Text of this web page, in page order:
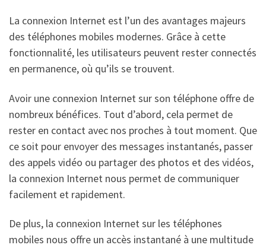
La connexion Internet est l’un des avantages majeurs
des téléphones mobiles modernes. Grâce à cette
fonctionnalité, les utilisateurs peuvent rester connectés
en permanence, où qu’ils se trouvent.
Avoir une connexion Internet sur son téléphone offre de
nombreux bénéfices. Tout d’abord, cela permet de
rester en contact avec nos proches à tout moment. Que
ce soit pour envoyer des messages instantanés, passer
des appels vidéo ou partager des photos et des vidéos,
la connexion Internet nous permet de communiquer
facilement et rapidement.
De plus, la connexion Internet sur les téléphones
mobiles nous offre un accès instantané à une multitude